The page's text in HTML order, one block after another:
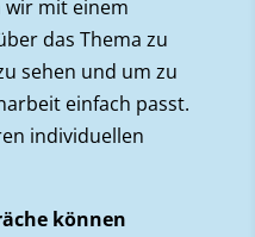
wir mit einem
das Thema zu
sehen und um zu
einfach passt.
individuellen
können